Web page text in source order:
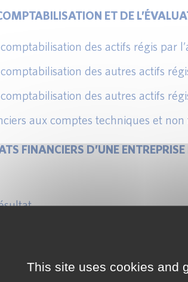
ET DE
des actifs régis par
des autres actifs
des autres actifs
aux comptes techniques et
FINANCIERS D’UNE
l’annexe.
DES PROVISIONS
This site uses cookies and